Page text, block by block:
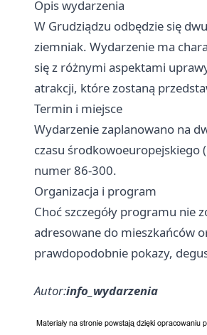
Opis wydarzenia
W Grudziądzu odbędzie się
ziemniak. Wydarzenie ma
się z różnymi aspektami
atrakcji, które zostaną
Termin i miejsce
Wydarzenie zaplanowano na
czasu środkowoeuropejskiego
numer 86-300.
Organizacja i program
Choć szczegóły programu nie
adresowane do mieszkańców
prawdopodobnie pokazy,
Autor:info_wydarzenia